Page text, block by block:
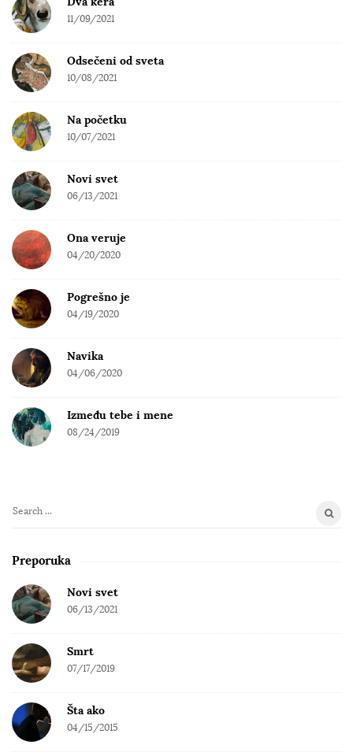
11/09/2021
Odsečeni od sveta
10/08/2021
Na početku
10/07/2021
Novi svet
06/13/2021
Ona veruje
04/20/2020
Pogrešno je
04/19/2020
Navika
04/06/2020
Između tebe i mene
08/24/2019
S
a
c
h
r
Preporuka
Novi svet
06/13/2021
Smrt
07/17/2019
Šta ako
04/15/2015